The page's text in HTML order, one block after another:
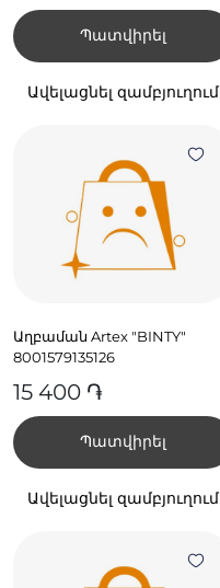
Պատվիրել
Ավելացնել զամբյուղում
Աղբաման Artex "BINTY"
8001579135126
15 400 ֏
Պատվիրել
Ավելացնել զամբյուղում